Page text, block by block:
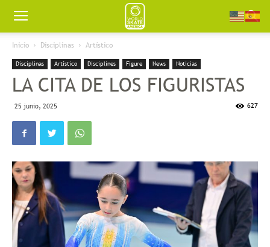
Worldskate
America
Inicio Disciplinas Artístico
Disciplinas Artístico Disciplines Figure News Noticias
LA CITA DE LOS FIGURISTAS
25 junio, 2025 627